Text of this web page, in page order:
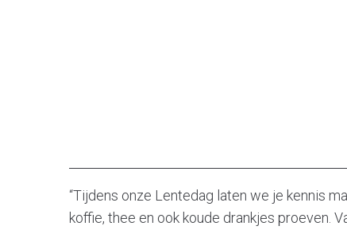
“Tijdens onze Lentedag laten we je kennis
koffie, thee en ook koude drankjes proeven.